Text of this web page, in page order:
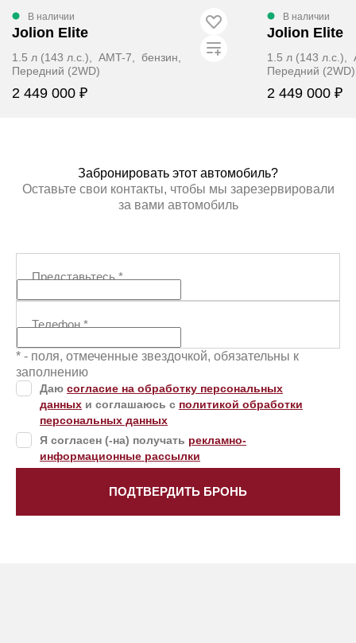
В наличии
Jolion Elite
1.5 л (143 л.с.), AMT-7, бензин,
Передний (2WD)
2 449 000 ₽
В наличии
Jolion Elite
1.5 л (143 л.с.),
Передний (2WD)
2 449 000 ₽
Забронировать этот автомобиль?
Оставьте свои контакты, чтобы мы зарезервировали
за вами автомобиль
Представьтесь*
Телефон*
* - поля, отмеченные звездочкой, обязательны к
заполнению
Даю согласие на обработку персональных
данных и соглашаюсь с политикой обработки
персональных данных
Я согласен (-на) получать рекламно-
информационные рассылки
ПОДТВЕРДИТЬ БРОНЬ